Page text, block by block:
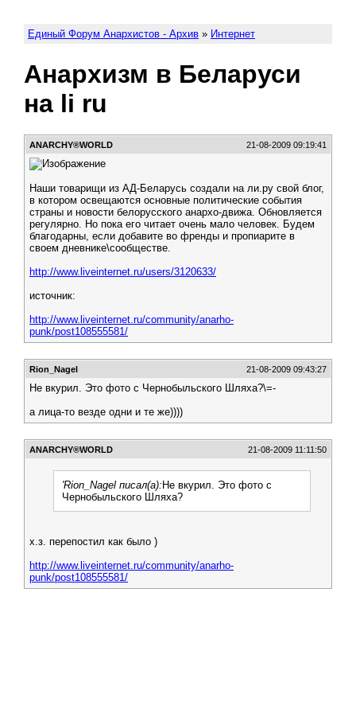
Единый Форум Анархистов - Архив » Интернет
Анархизм в Беларуси
на li ru
АNARCHY®WORLD 21-08-2009 09:19:41
Наши товарищи из АД-Беларусь создали на ли.ру свой блог,
в котором освещаются основные политические события
страны и новости белорусского анархо-движа. Обновляется
регулярно. Но пока его читает очень мало человек. Будем
благодарны, если добавите во френды и пропиарите в
своем дневнике\сообществе.
http://www.liveinternet.ru/users/3120633/
источник:
http://www.liveinternet.ru/community/anarho-
punk/post108555581/
Rion_Nagel 21-08-2009 09:43:27
Не вкурил. Это фото с Чернобыльского Шляха?\=-
а лица-то везде одни и те же))))
АNARCHY®WORLD 21-08-2009 11:11:50
'Rion_Nagel писал(а): Не вкурил. Это фото с
Чернобыльского Шляха?
х.з. перепостил как было )
http://www.liveinternet.ru/community/anarho-
punk/post108555581/